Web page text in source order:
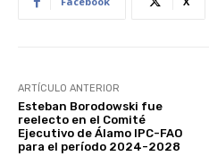
ARTÍCULO ANTERIOR
Esteban Borodowski fue
reelecto en el Comité
Ejecutivo de Álamo IPC-FAO
para el período 2024-2028